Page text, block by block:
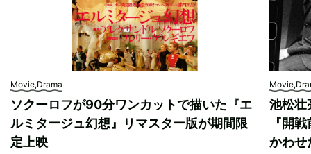
Movie,Drama
ソクーロフが90分ワンカットで描いた『エ
ルミタージュ幻想』リマスター版が期間限
定上映
池松壮
『開
かわせ